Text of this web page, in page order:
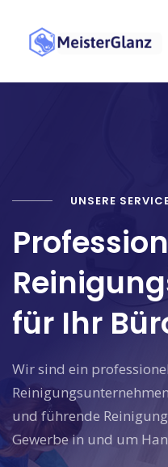
UNSERE
für Ihr
Wir sind ein
und führende
Gewerbe in und um